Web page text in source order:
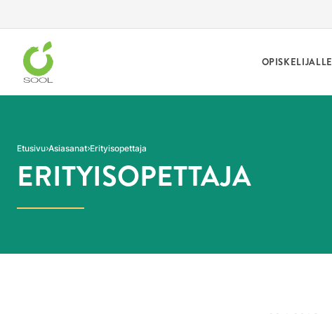
OPISKELIJALLE
Etusivu Asiasanat Erityisopettaja
ERITYISOPETTAJA